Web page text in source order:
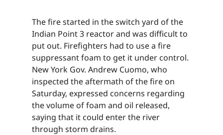
The fire started in the switch yard of the
Indian Point 3 reactor and was difficult to
put out. Firefighters had to use a fire
suppressant foam to get it under control.
New York Gov. Andrew Cuomo, who
inspected the aftermath of the fire on
Saturday, expressed concerns regarding
the volume of foam and oil released,
saying that it could enter the river
through storm drains.​​​​‌ ‍ ​‍​‍‌‍ ‌ ​‍‌‍‍‌‌‍‌ ‌‍‍‌‌‍ ‍​‍​‍​ ‍‍​‍​‍‌ ​ ‌‍​‌‌‍ ‍‌‍‍‌‌ ‌​‌ ‍‌​‍ ‍‌‍‍‌‌‍ ​‍​‍​‍ ​​‍​‍‌‍‍​‌ ​‍‌‍‌‌‌‍‌‍​‍​‍​ ‍‍​‍​‍‌‍‍​‌ ‌​‌ ‌​‌ ​​‌ ​ ​ ‍‍​‍ ​‍ ‌‍​ ‌‍ ‌‌ ​ ​‍ ‍‌‍ ‌‌‍​‌‌‍‍‌‌‍ ‍​‍ ‍​ ​‍​ ​​​ ​‍​ ‌​‌ ​‍‌‍‌‌‌‍‌​‌‍‌‌‌ ​ ‌‍‍‌‌‍‌ ‌‍ ‍​‍ ‍‌ ​‍‌‍‍‌‌ ‌‍‌‍‌‌‌ ​‍‌‍‍ ‌‍‌‌‌‍‌‌‌ ​​‌‍‌‌‌ ​‍​‍ ‍‌‍ ‌ ​‍‌‍‌ ​‍ ‌‍‍‌‌‍ ‍‌ ‌​‌‍‌‌‌‍ ‍‌ ‌​​‍ ‌‍‌‌‌‍‌​‌‍‍‌‌ ‌​​‍ ‌‍ ‌‌‍ ‌‍‌​‌‍‌‌​ ‌‌ ​​‌ ​‍‌‍‌‌‌ ​ ‌‍‌‌‌‍ ‍‌ ‌​‌‍​‌‌ ‌​‌‍‍‌‌‍ ‌‍ ‍​ ‍ ‌‍‍‌‌‍‌​​ ‌​ ‌​​ ‍​‌‍​‌​ ‌‌‌‍​ ​ ‌​​ ‌ ‌‍‌​​‍ ‌​ ‍‌​ ‍​‌‍‌‍​ ‌‍​‍ ‌​ ‌​‌‍‌‌​ ‍​‌‍‌‍​‍ ‌​ ‍‌​ ​‌​ ‌ ​ ‌ ​‍ ‌​ ‌‍‌‍‌​‌‍‌‍​ ‌​‌‍‌‌​ ​‌‌‍​‌​ ‍​​ ‍​​ ‍‌‌‍​ ‌‍​‌​ ‍ ‌ ‌​‌ ‍‌‌ ​​‌‍‌‌​ ‌‌‍​‌‌ ​‍‌ ‌​‌‍‍‌‌‍​ ‌‍ ​‌‍‌‌​ ‍ ‌ ​​‌‍​‌‌ ‌​‌‍‍​​ ‌‌‍​ ‌‍ ‌‍ ‍‌ ‌​‌‍‌‌‌‍ ‍‌ ‌​​‍‌‌​ ‌‌‌​​‍‌‌ ‌‍‍ ‌‍‌‌‌ ‍‌​‍‌‌​ ​ ‌​‌​​‍‌‌​ ​ ‌​‌​​‍‌‌​ ​‍​ ​‍‌‍‌​​ ‌‍​ ​ ‌‍​‌‌‍​‌‌‍​‌​ ​‍​ ​‍​ ‌​‌‍​‍‌‍‌‌​ ‍​​‍‌‌​ ​‍​ ​‍​‍‌‌​ ‌‌‌​‌​​‍ ‍‌‍​ ‌‍‍​‌‍‍‌‌‍ ​‌‍‌​‌ ​‍‌‍‌‌‌‍ ‍​‍‌‌​ ‌‌‌​​‍‌‌ ‌‍‍ ‌‍‌‌‌ ‍‌​‍‌‌​ ​ ‌​‌​​‍‌‌​ ​ ‌​‌​​‍‌‌​ ​‍​ ​‍‌‍‌​​ ‌‍​ ​ ‌‍​‌‌‍​‌‌‍​‌​ ​‍​ ​‍​ ‌​‌‍​‍‌‍‌‌​ ‍​​ ​​​‍‌‌​ ​‍​ ​‍​‍‌‌​ ‌‌‌​‌​​‍ ‍‌ ‌​‌‍‌‌‌ ‍​‌ ‌​​ ‌‍​‍‌‍​‌‌ ​ ‌‍‌‌‌‌‌‌‌ ​‍‌‍ ​​ ‌‌‍‍​‌ ‌​‌ ‌​‌ ​​‌ ​ ​‍‌‌​ ​ ‌​​‌​‍‌‌​ ​‍‌​‌‍​‍‌‌​ ​‍‌​‌‍‌‍​ ‌‍ ‌‌ ​ ​‍ ‍‌‍ ‌‌‍​‌‌‍‍‌‌‍ ‍​‍ ‍​ ​‍​ ​​​ ​‍​ ‌​‌ ​‍‌‍‌‌‌‍‌​‌‍‌‌‌ ​ ‌‍‍‌‌‍‌ ‌‍ ‍​‍ ‍‌ ​‍‌‍‍‌‌ ‌‍‌‍‌‌‌ ​‍‌‍‍ ‌‍‌‌‌‍‌‌‌ ​​‌‍‌‌‌ ​‍​‍ ‍‌‍ ‌ ​‍‌‍‌ ​‍‌‍‌‍‍‌‌‍‌​​ ‌​ ‌​​ ‍​‌‍​‌​ ‌‌‌‍​ ​ ‌​​ ‌ ‌‍‌​​‍ ‌​ ‍‌​ ‍​‌‍‌‍​ ‌‍​‍ ‌​ ‌​‌‍‌‌​ ‍​‌‍‌‍​‍ ‌​ ‍‌​ ​‌​ ‌ ​ ‌ ​‍ ‌​ ‌‍‌‍‌​‌‍‌‍​ ‌​‌‍‌‌​ ​‌‌‍​‌​ ‍​​ ‍​​ ‍‌‌‍​ ‌‍​‌​‍‌‍‌ ‌​‌ ‍‌‌ ​​‌‍‌‌​ ‌‌‍​‌‌ ​‍‌ ‌​‌‍‍‌‌‍​ ‌‍ ​‌‍‌‌​‍‌‍‌ ​​‌‍​‌‌ ‌​‌‍‍​​ ‌‌‍​ ‌‍ ‌‍ ‍‌ ‌​‌‍‌‌‌‍ ‍‌ ‌​​‍‌‌​ ‌‌‌​​‍‌‌ ‌‍‍ ‌‍‌‌‌ ‍‌​‍‌‌​ ​ ‌​‌​​‍‌‌​ ​ ‌​‌​​‍‌‌​ ​‍​ ​‍‌‍‌​​ ‌‍​ ​ ‌‍​‌‌‍​‌‌‍​‌​ ​‍​ ​‍​ ‌​‌‍​‍‌‍‌‌​ ‍​​‍‌‌​ ​‍​ ​‍​‍‌‌​ ‌‌‌​‌​​‍ ‍‌‍​ ‌‍‍​‌‍‍‌‌‍ ​‌‍‌​‌ ​‍‌‍‌‌‌‍ ‍​‍‌‌​ ‌‌‌​​‍‌‌ ‌‍‍ ‌‍‌‌‌ ‍‌​‍‌‌​ ​ ‌​‌​​‍‌‌​ ​ ‌​‌​​‍‌‌​ ​‍​ ​‍‌‍‌​​ ‌‍​ ​ ‌‍​‌‌‍​‌‌‍​‌​ ​‍​ ​‍​ ‌​‌‍​‍‌‍‌‌​ ‍​​ ​​​‍‌‌​ ​‍​ ​‍​‍‌‌​ ‌‌‌​‌​​‍ ‍‌ ‌​‌‍‌‌‌ ‍​‌ ‌​​‍‌‍‌ ​​‌‍‌‌‌ ​‍‌ ​ ‌ ​​‌‍‌‌‌‍​ ‌ ‌​‌‍‍‌‌ ‌‍‌‍‌‌​ ‌‌ ​​‌ ‌‌‌‍​‍‌‍ ​‌‍‍‌‌ ​ ‌‍‍​‌‍‌‌‌‍‌​​‍​‍‌ ‌